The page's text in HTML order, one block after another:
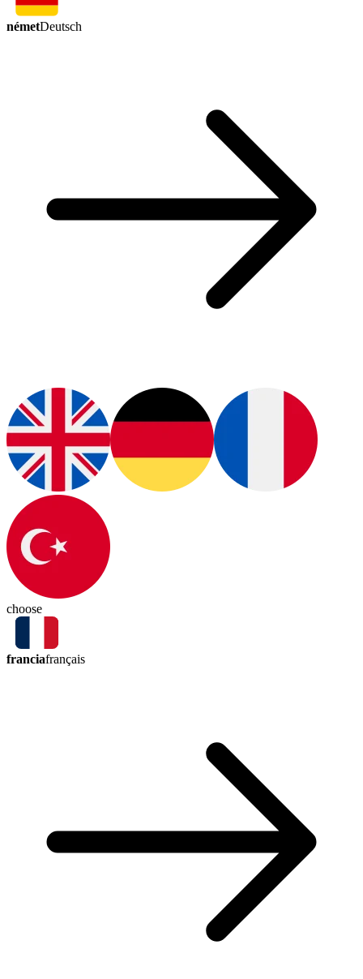
németDeutsch
choose
franciafrançais